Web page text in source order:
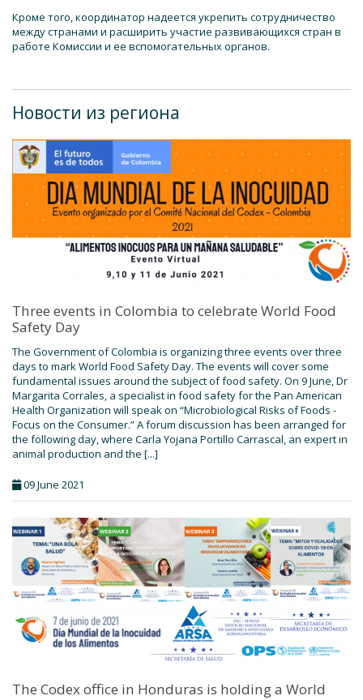
Кроме того, координатор надеется укрепить сотрудничество
между странами и расширить участие развивающихся стран в
работе Комиссии и ее вспомогательных органов.
Новости из региона
Three events in Colombia to celebrate World Food
Safety Day
The Government of Colombia is organizing three events over three
days to mark World Food Safety Day. The events will cover some
fundamental issues around the subject of food safety. On 9 June, Dr
Margarita Corrales, a specialist in food safety for the Pan American
Health Organization will speak on “Microbiological Risks of Foods -
Focus on the Consumer.” A forum discussion has been arranged for
the following day, where Carla Yojana Portillo Carrascal, an expert in
animal production and the [...]
09 June 2021
The Codex office in Honduras is holding a World